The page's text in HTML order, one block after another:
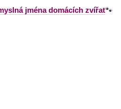
jména domácích zvířat🐾